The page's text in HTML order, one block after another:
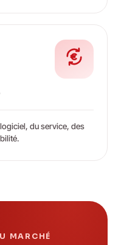
du service, des
MARCHÉ